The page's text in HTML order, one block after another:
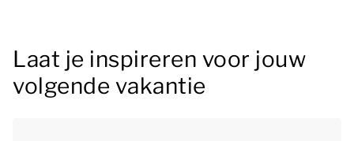
Laat je inspireren voor jouw
volgende vakantie